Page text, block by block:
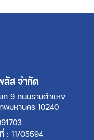
ลัส จำกัด
9 ถนนรามคำแหง
พมหานคร 10240
: 11/05594